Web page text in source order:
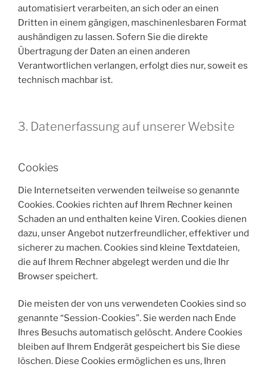
automatisiert verarbeiten, an sich oder an einen
Dritten in einem gängigen, maschinenlesbaren Format
aushändigen zu lassen. Sofern Sie die direkte
Übertragung der Daten an einen anderen
Verantwortlichen verlangen, erfolgt dies nur, soweit es
technisch machbar ist.
3. Datenerfassung auf unserer Website
Cookies
Die Internetseiten verwenden teilweise so genannte
Cookies. Cookies richten auf Ihrem Rechner keinen
Schaden an und enthalten keine Viren. Cookies dienen
dazu, unser Angebot nutzerfreundlicher, effektiver und
sicherer zu machen. Cookies sind kleine Textdateien,
die auf Ihrem Rechner abgelegt werden und die Ihr
Browser speichert.
Die meisten der von uns verwendeten Cookies sind so
genannte “Session-Cookies”. Sie werden nach Ende
Ihres Besuchs automatisch gelöscht. Andere Cookies
bleiben auf Ihrem Endgerät gespeichert bis Sie diese
löschen. Diese Cookies ermöglichen es uns, Ihren